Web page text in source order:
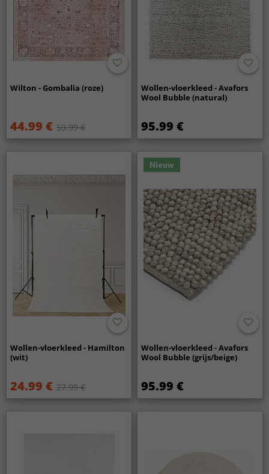
Wilton - Gombalia (roze)
44.99 € 59.99 €
Wollen-vloerkleed - Avafors
Wool Bubble (natural)
95.99 €
Wollen-vloerkleed - Hamilton
(wit)
24.99 € 27.99 €
Nieuw
Wollen-vloerkleed - Avafors
Wool Bubble (grijs/beige)
95.99 €